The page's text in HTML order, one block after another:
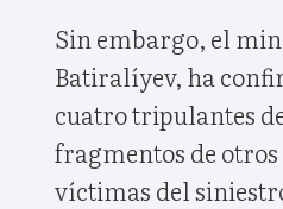
Sin embargo, el
Batiralíyev, ha
cuatro tripulantes
fragmentos de
víctimas del